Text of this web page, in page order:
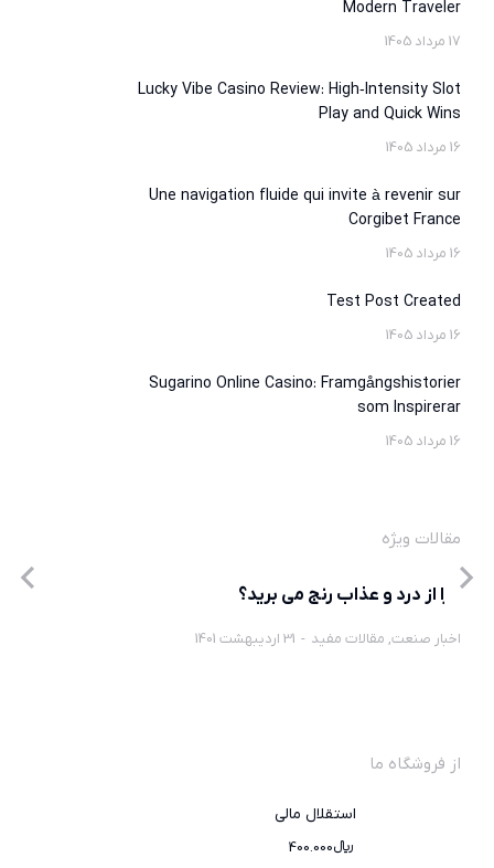
Modern Traveler
17 مرداد 1405
Lucky Vibe Casino Review: High‑Intensity Slot
Play and Quick Wins
16 مرداد 1405
Une navigation fluide qui invite à revenir sur
Corgibet France
16 مرداد 1405
Test Post Created
16 مرداد 1405
Sugarino Online Casino: Framgångshistorier
som Inspirerar
16 مرداد 1405
مقالات ویژه
چرا از درد و عذاب رنج می برید؟
اخبار صنعت, مقالات مفید 31 اردیبهشت 1401
از فروشگاه ما
استقلال مالی
﷼400.000